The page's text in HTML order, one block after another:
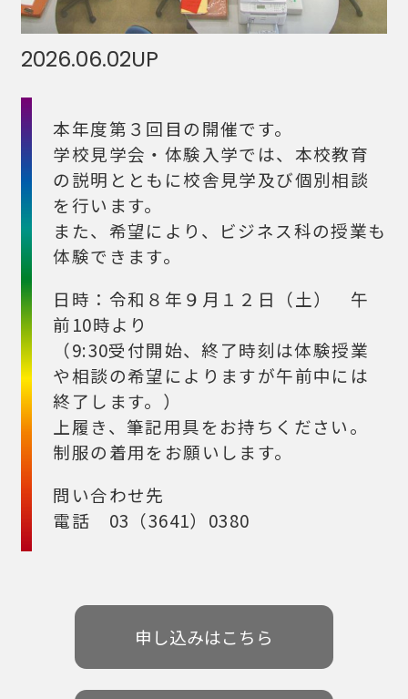
2026.06.02UP
本年度第３回目の開催です。
学校見学会・体験入学では、本校教育
の説明とともに校舎見学及び個別相談
を行います。
また、希望により、ビジネス科の授業も
体験できます。
日時：令和８年９月１２日（土） 午
前10時より
（9:30受付開始、終了時刻は体験授業
や相談の希望によりますが午前中には
終了します。）
上履き、筆記用具をお持ちください。
制服の着用をお願いします。
問い合わせ先
電話 03（3641）0380
申し込みはこちら